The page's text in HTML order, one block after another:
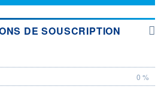
DE SOUSCRIPTION
0 %